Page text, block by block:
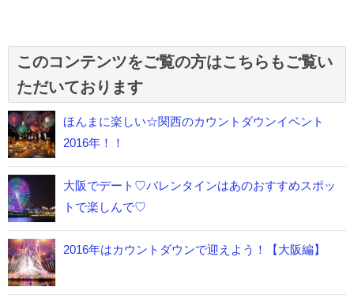
このコンテンツをご覧の方はこちらもご覧い
ただいております
ほんまに楽しい☆関西のカウントダウンイベント
2016年！！
大阪でデート♡バレンタインはあのおすすめスポッ
トで楽しんで♡
2016年はカウントダウンで迎えよう！【大阪編】